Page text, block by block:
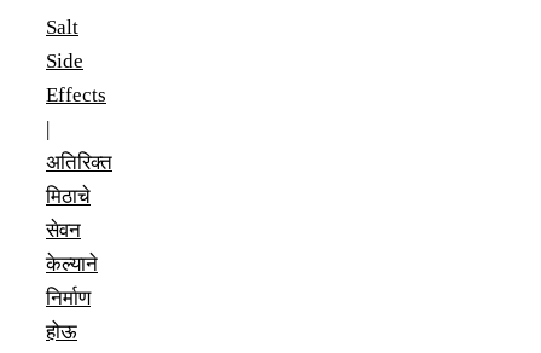
Salt
Side
Effects
|
अतिरिक्त
मिठाचे
सेवन
केल्याने
निर्माण
होऊ